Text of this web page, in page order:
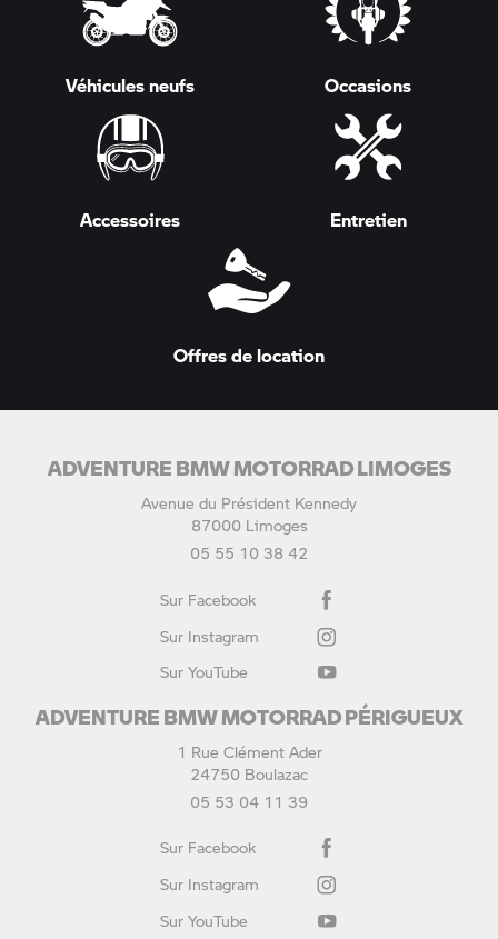
Véhicules neufs Occasions
Accessoires Entretien
Offres de location
ADVENTURE BMW MOTORRAD LIMOGES
Avenue du Président Kennedy
87000 Limoges
05 55 10 38 42
Sur Facebook
Sur Instagram
Sur YouTube
ADVENTURE BMW MOTORRAD PÉRIGUEUX
1 Rue Clément Ader
24750 Boulazac
05 53 04 11 39
Sur Facebook
Sur Instagram
Sur YouTube